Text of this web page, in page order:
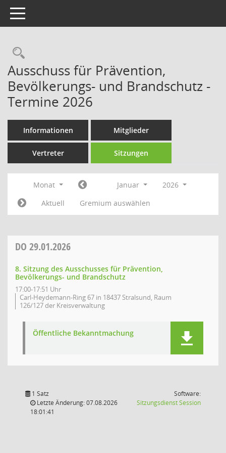
Toggle navigation
Rechercheauswahl
Ausschuss für Prävention,
Bevölkerungs- und Brandschutz -
Termine 2026
Informationen Mitglieder
Vertreter Sitzungen
Monat Januar
2026
Aktuell
Gremium auswählen
DO 29.01.2026
8. Sitzung des Ausschusses für Prävention,
Bevölkerungs- und Brandschutz
17:00-17:51 Uhr
Carl-Heydemann-Ring 67 in 18437 Stralsund, Raum
126/127 der Kreisverwaltung
Öffentliche Bekanntmachung
1 Satz
Letzte Änderung: 07.08.2026
18:01:41
Software:
SitzungsdienstSession(Wird in